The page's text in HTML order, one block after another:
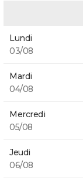
Lundi
03/08
Mardi
04/08
Mercredi
05/08
Jeudi
06/08